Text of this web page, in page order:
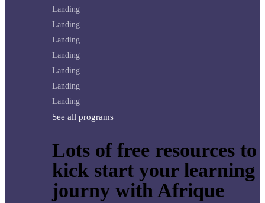
Landing
Landing
Landing
Landing
Landing
Landing
Landing
See all programs
Lots of free resources to
kick start your learning
journy with Afrique